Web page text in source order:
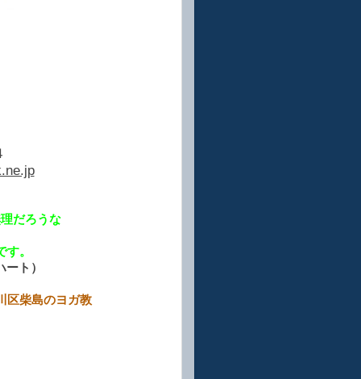
だろうな
。
ト）
ヨガ教